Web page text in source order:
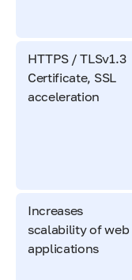
HTTPS / TLSv1.3
Certificate, SSL
acceleration
Increases
scalability of web
applications